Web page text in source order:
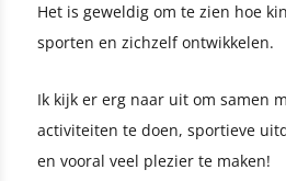
Het is geweldig om te zien hoe
sporten en zichzelf ontwikkelen.
Ik kijk er erg naar uit om samen
activiteiten te doen, sportieve
en vooral veel plezier te maken!